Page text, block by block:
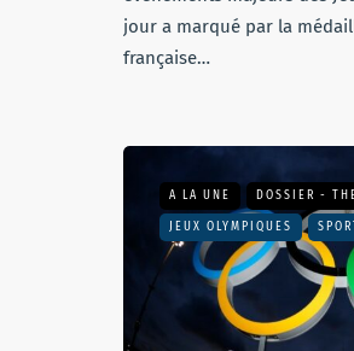
jour a marqué par la
française…
A LA UNE DOSSIER -
JEUX OLYMPIQUES